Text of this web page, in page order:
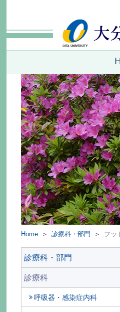
Home ＞ 診療科・部門 ＞ フッ
診療科・部門
診療科
呼吸器・感染症内科